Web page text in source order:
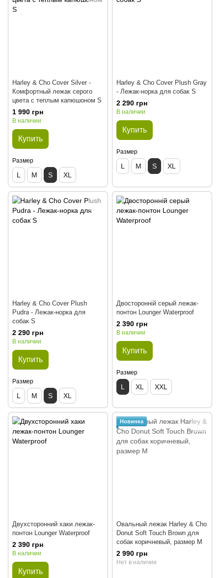
Harley & Cho Cover Silver -
Комфортный лежак серого
цвета с теплым капюшоном S
1 990 грн
В наличии
Купить
Размер
L M S XL
Harley & Cho Cover Plush Gray
- Лежак-норка для собак S
2 290 грн
В наличии
Купить
Размер
L M S XL
Harley & Cho Cover Plush
Pudra - Лежак-норка для
собак S
2 290 грн
В наличии
Купить
Размер
L M S XL
Двосторонній серый лежак-
понтон Lounger Waterproof
2 390 грн
В наличии
Купить
Размер
L XL XXL
Двухсторонний хаки лежак-
понтон Lounger Waterproof
2 390 грн
В наличии
Купить
Новинка
Овальный лежак Harley & Cho
Donut Soft Touch Brown для
собак коричневый, размер M
2 990 грн
Нет в наличии